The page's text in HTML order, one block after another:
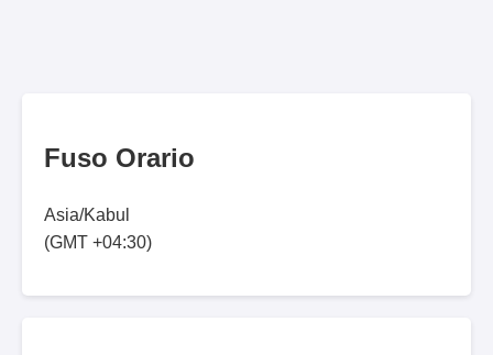
Fuso Orario
Asia/Kabul
(GMT +04:30)